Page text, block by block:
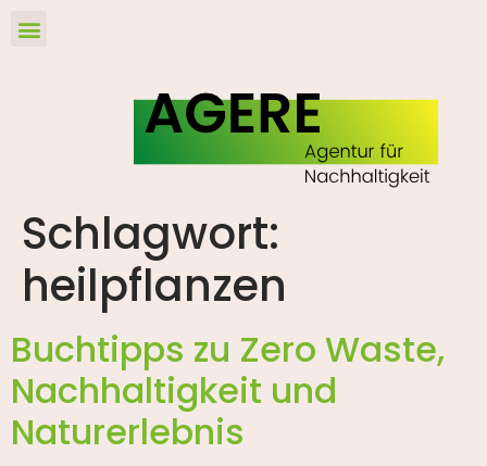
Schlagwort:
heilpflanzen
Buchtipps zu Zero Waste,
Nachhaltigkeit und
Naturerlebnis